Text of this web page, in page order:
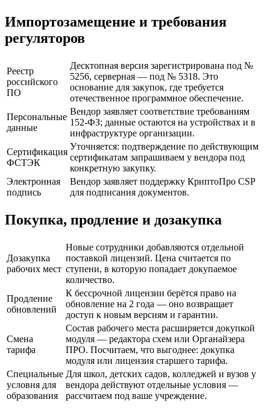
Импортозамещение и требования
регуляторов
Реестр
российского
ПО
Десктопная версия зарегистрирована под №
5256, серверная — под № 5318. Это
основание для закупок, где требуется
отечественное программное обеспечение.
Персональные
данные
Вендор заявляет соответствие требованиям
152-ФЗ; данные остаются на устройствах и в
инфраструктуре организации.
Сертификация
ФСТЭК
Уточняется: подтверждение по действующим
сертификатам запрашиваем у вендора под
конкретную закупку.
Электронная
подпись
Вендор заявляет поддержку КриптоПро CSP
для подписания документов.
Покупка, продление и дозакупка
Дозакупка
рабочих мест
Новые сотрудники добавляются отдельной
поставкой лицензий. Цена считается по
ступени, в которую попадает докупаемое
количество.
Продление
обновлений
К бессрочной лицензии берётся право на
обновление на 2 года — оно возвращает
доступ к новым версиям и гарантии.
Смена
тарифа
Состав рабочего места расширяется докупкой
модуля — редактора схем или Органайзера
ПРО. Посчитаем, что выгоднее: докупка
модуля или лицензия старшего тарифа.
Специальные
условия для
образования
Для школ, детских садов, колледжей и вузов у
вендора действуют отдельные условия —
рассчитаем под ваше учреждение.